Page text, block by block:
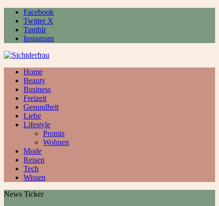
Facebook
Twitter X
Tumblr
Instagram
Home
Beauty
Business
Freizeit
Gesundheit
Liebe
Lifestyle
Promis
Wohnen
Mode
Reisen
Tech
Wissen
News Ticker